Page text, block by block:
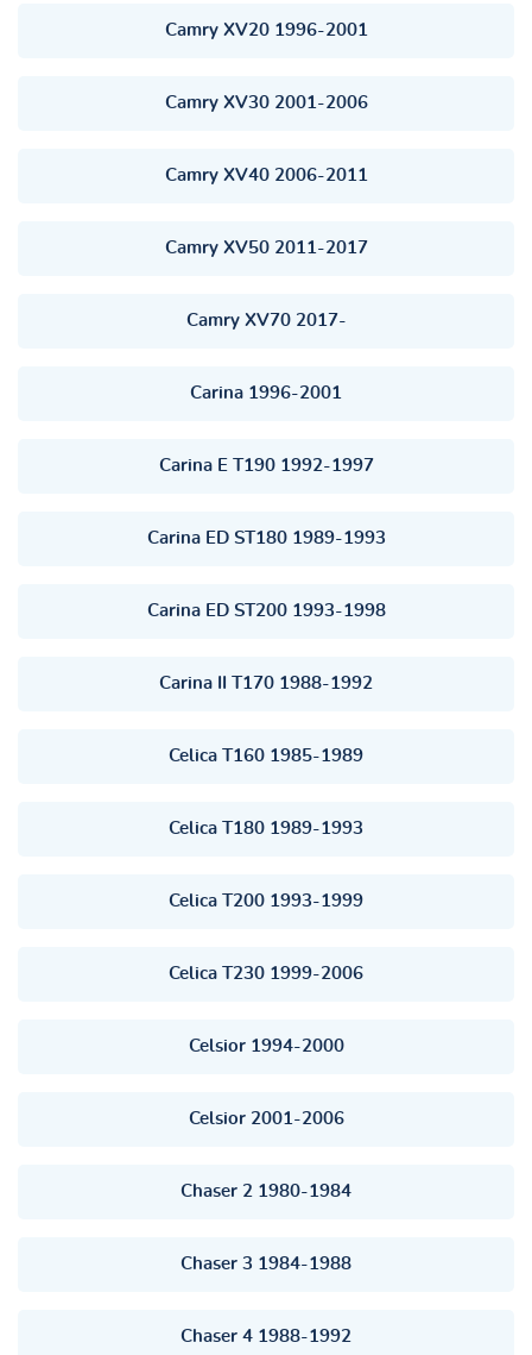
Camry XV20 1996-2001
Camry XV30 2001-2006
Camry XV40 2006-2011
Camry XV50 2011-2017
Camry XV70 2017-
Carina 1996-2001
Carina E T190 1992-1997
Carina ED ST180 1989-1993
Carina ED ST200 1993-1998
Carina II T170 1988-1992
Celica T160 1985-1989
Celica T180 1989-1993
Celica T200 1993-1999
Celica T230 1999-2006
Celsior 1994-2000
Celsior 2001-2006
Chaser 2 1980-1984
Chaser 3 1984-1988
Chaser 4 1988-1992